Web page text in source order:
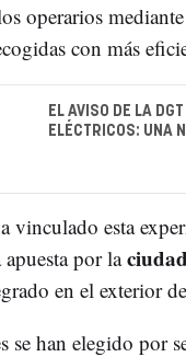
operarios
con más
EL AVISO DE LA
ELÉCTRICOS: UNA
esta
por la
en el exterior
se han elegido por